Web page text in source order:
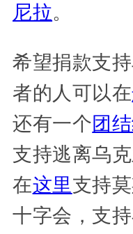
尼拉。
希望捐款支
者的人可以在
还有一个团
支持逃离乌
在这里支持
十字会，支